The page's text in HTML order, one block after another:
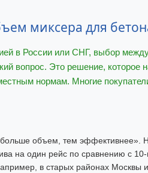
миксера для
в России или СНГ, выбор
вопрос. Это решение, которое
нормам. Многие
объем, тем эффективнее».
на один рейс по сравнению с
в старых районах Москвы